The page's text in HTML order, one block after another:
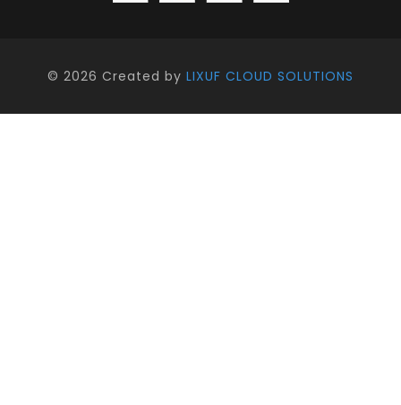
© 2026 Created by LIXUF CLOUD SOLUTIONS